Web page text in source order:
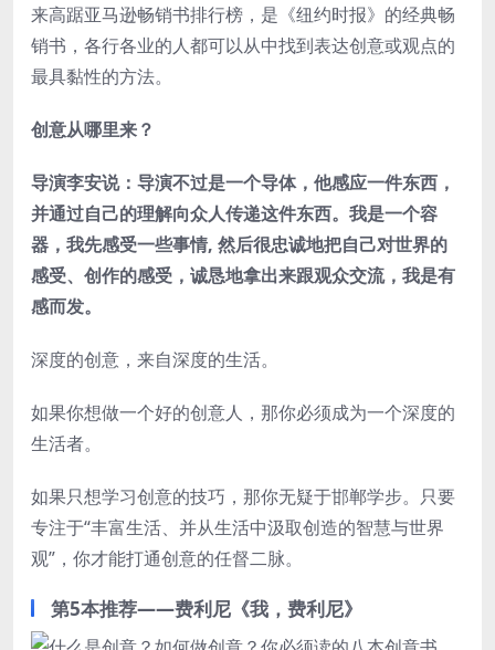
来高踞亚马逊畅销书排行榜，是《纽约时报》的经典畅
销书，各行各业的人都可以从中找到表达创意或观点的
最具黏性的方法。
创意从哪里来？
导演李安说：导演不过是一个导体，他感应一件东西，
并通过自己的理解向众人传递这件东西。我是一个容
器，我先感受一些事情, 然后很忠诚地把自己对世界的
感受、创作的感受，诚恳地拿出来跟观众交流，我是有
感而发。
深度的创意，来自深度的生活。
如果你想做一个好的创意人，那你必须成为一个深度的
生活者。
如果只想学习创意的技巧，那你无疑于邯郸学步。只要
专注于“丰富生活、并从生活中汲取创造的智慧与世界
观”，你才能打通创意的任督二脉。
第5本推荐——费利尼《我，费利尼》